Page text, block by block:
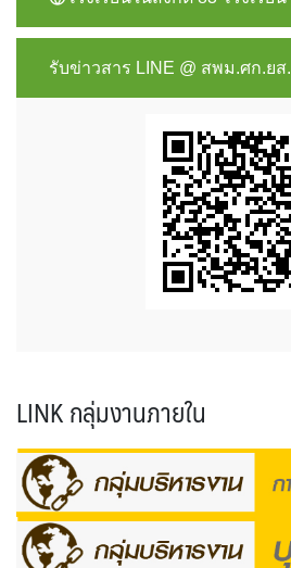
รับข่าวสาร LINE @ สพม.ศก.ยส.
LINK กลุ่มงานภายใน